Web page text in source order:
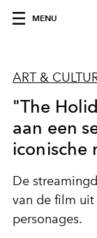
MENU
ART &
"The
aan een
iconische
De
van de film
personages.